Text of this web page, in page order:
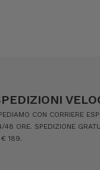
CON CORRIERE
48 ORE. SPEDIZIONE
189.